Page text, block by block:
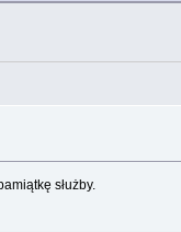
służby.